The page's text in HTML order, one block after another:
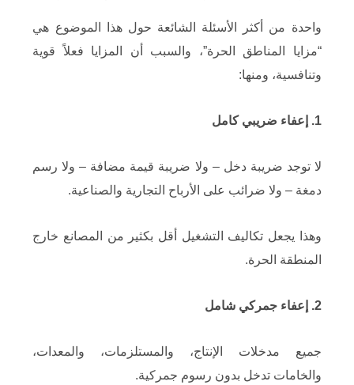
واحدة من أكثر الأسئلة الشائعة حول هذا الموضوع هي
“مزايا المناطق الحرة”، والسبب أن المزايا فعلاً قوية
وتنافسية، ومنها:
1. إعفاء ضريبي كامل
لا توجد ضريبة دخل – ولا ضريبة قيمة مضافة – ولا رسم
دمغة – ولا ضرائب على الأرباح التجارية والصناعية.
وهذا يجعل تكاليف التشغيل أقل بكثير من المصانع خارج
المنطقة الحرة.
2. إعفاء جمركي شامل
جميع مدخلات الإنتاج، والمستلزمات، والمعدات،
والخامات تدخل بدون رسوم جمركية.